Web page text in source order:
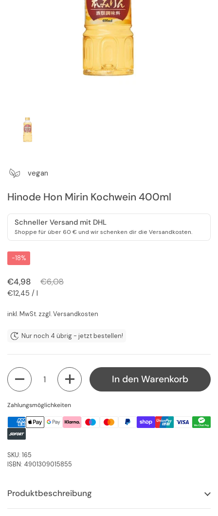
Zeige Folie 1
vegan
Hinode Hon Mirin Kochwein 400ml
Schneller Versand mit DHL
Shoppe für über 60 € und wir schenken dir die Versandkosten.
-18%
Regulärer Preis
€4,98 Sale-Preis
€6,08
Stückpreis
€12,45 / l
inkl. MwSt. zzgl.Versandkosten
Nur noch 4 übrig - jetzt bestellen!
Anzahl
In den Warenkorb
Zahlungsmöglichkeiten
SKU: 165
ISBN: 4901309015855
Produktbeschreibung